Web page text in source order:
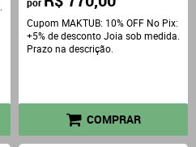
Cupom MAKTUB: 10% OFF No Pix:
+5% de desconto Joia sob medida.
Prazo na descrição.
COMPRAR